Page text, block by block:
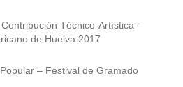
Técnico-Artística –
de Huelva 2017
– Festival de Gramado